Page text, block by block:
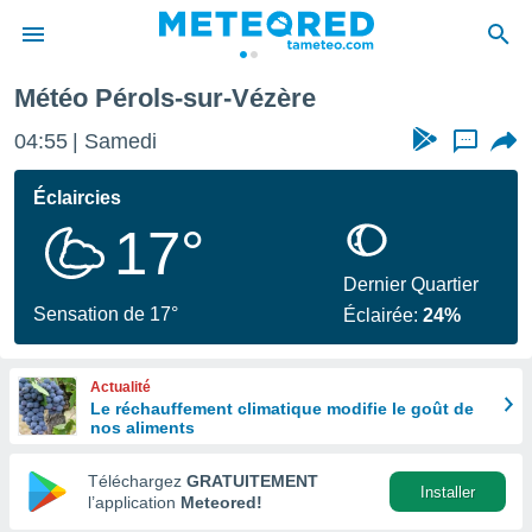
de
en
Météo Pérols-sur-Vézère
04:55 Samedi ...
Éclaircies
17°
Sensation de 17°
Dernier Quartier
Éclairée:24%
Actualité
Le réchauffement climatique modifie le goût de
nos aliments
Téléchargez GRATUITEMENT
l’application Meteored!
Installer